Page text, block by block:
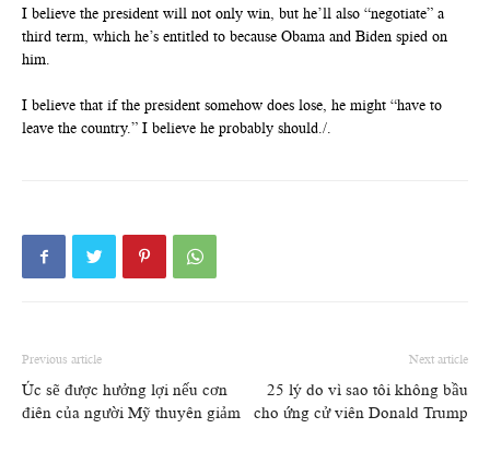
I believe the president will not only win, but he’ll also “negotiate” a
third term, which he’s entitled to because Obama and Biden spied on
him.
I believe that if the president somehow does lose, he might “have to
leave the country.” I believe he probably should./.
Previous article
Úc sẽ được hưởng lợi nếu cơn
điên của người Mỹ thuyên giảm
Next article
25 lý do vì sao tôi không bầu
cho ứng cử viên Donald Trump